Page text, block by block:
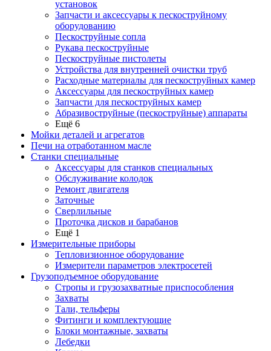
установок
Запчасти и аксессуары к пескоструйному
оборудованию
Пескоструйные сопла
Рукава пескоструйные
Пескоструйные пистолеты
Устройства для внутренней очистки труб
Расходные материалы для пескоструйных камер
Аксессуары для пескоструйных камер
Запчасти для пескоструйных камер
Абразивоструйные (пескоструйные) аппараты
Ещё 6
Мойки деталей и агрегатов
Печи на отработанном масле
Станки специальные
Аксессуары для станков специальных
Обслуживание колодок
Ремонт двигателя
Заточные
Сверлильные
Проточка дисков и барабанов
Ещё 1
Измерительные приборы
Тепловизионное оборудование
Измерители параметров электросетей
Грузоподъемное оборудование
Стропы и грузозахватные приспособления
Захваты
Тали, тельферы
Фитинги и комплектующие
Блоки монтажные, захваты
Лебедки